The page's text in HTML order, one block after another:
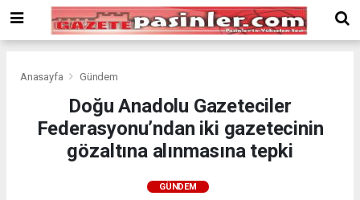
Bonusu
Veren
deneme
Anasayfa Gündem
Doğu Anadolu Gazeteciler
Federasyonu’ndan iki gazetecinin
gözaltına alınmasına tepki
GÜNDEM